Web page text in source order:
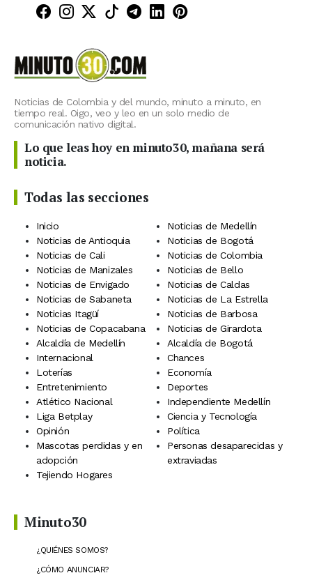
Minuto30 en Facebook
Minuto30 en Instagram
Minuto30 en X (Twitter)
Minuto30 en TikTok
Canal de Minuto30 en
Minuto30 en LinkedIn
Minuto30 en
Noticias de Colombia y del mundo, minuto a minuto, en
tiempo real. Oigo, veo y leo en un solo medio de
comunicación nativo digital.
Lo que leas hoy en minuto30, mañana será
noticia.
Todas las secciones
Inicio
Noticias de Medellín
Noticias de Antioquia
Noticias de Bogotá
Noticias de Cali
Noticias de Colombia
Noticias de Manizales
Noticias de Bello
Noticias de Envigado
Noticias de Caldas
Noticias de Sabaneta
Noticias de La Estrella
Noticias Itagüí
Noticias de Barbosa
Noticias de Copacabana
Noticias de Girardota
Alcaldía de Medellín
Alcaldía de Bogotá
Internacional
Chances
Loterías
Economía
Entretenimiento
Deportes
Atlético Nacional
Independiente Medellín
Liga Betplay
Ciencia y Tecnología
Opinión
Política
Mascotas perdidas y en
adopción
Personas desaparecidas y
extraviadas
Tejiendo Hogares
Minuto30
¿QUIÉNES SOMOS?
¿CÓMO ANUNCIAR?